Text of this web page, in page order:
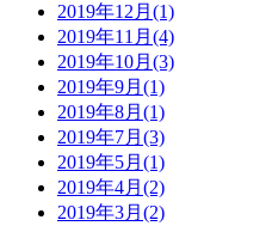
2019年12月(1)
2019年11月(4)
2019年10月(3)
2019年9月(1)
2019年8月(1)
2019年7月(3)
2019年5月(1)
2019年4月(2)
2019年3月(2)